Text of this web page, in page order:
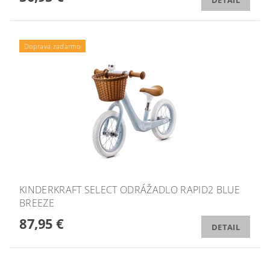
Doprava zadarmo
KINDERKRAFT SELECT ODRÁŽADLO RAPID2 BLUE
BREEZE
87,95 € DETAIL